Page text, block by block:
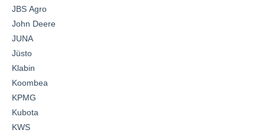
JBS Agro
John Deere
JUNA
Jüsto
Klabin
Koombea
KPMG
Kubota
KWS